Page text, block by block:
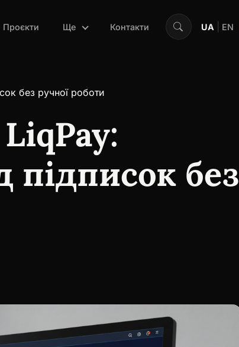
Проєкти Ще Контакти UA EN
без ручної роботи
підписок без